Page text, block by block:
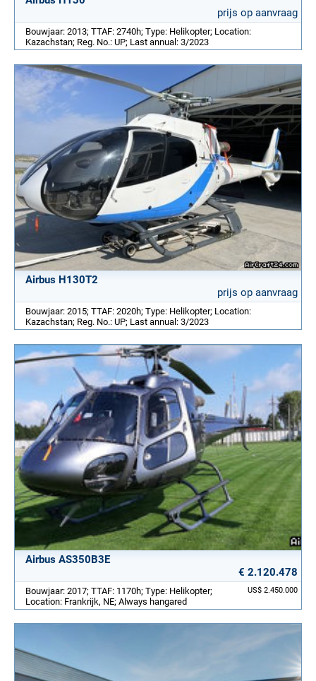
prijs op aanvraag
Bouwjaar: 2013; TTAF: 2740h; Type: Helikopter; Location:
Kazachstan; Reg. No.: UP; Last annual: 3/2023
Airbus H130T2
prijs op aanvraag
Bouwjaar: 2015; TTAF: 2020h; Type: Helikopter; Location:
Kazachstan; Reg. No.: UP; Last annual: 3/2023
Airbus AS350B3E
€ 2.120.478
US$ 2.450.000
Bouwjaar: 2017; TTAF: 1170h; Type: Helikopter;
Location: Frankrijk, NE; Always hangared